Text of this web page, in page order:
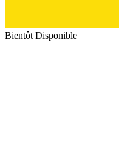
Bientôt Disponible